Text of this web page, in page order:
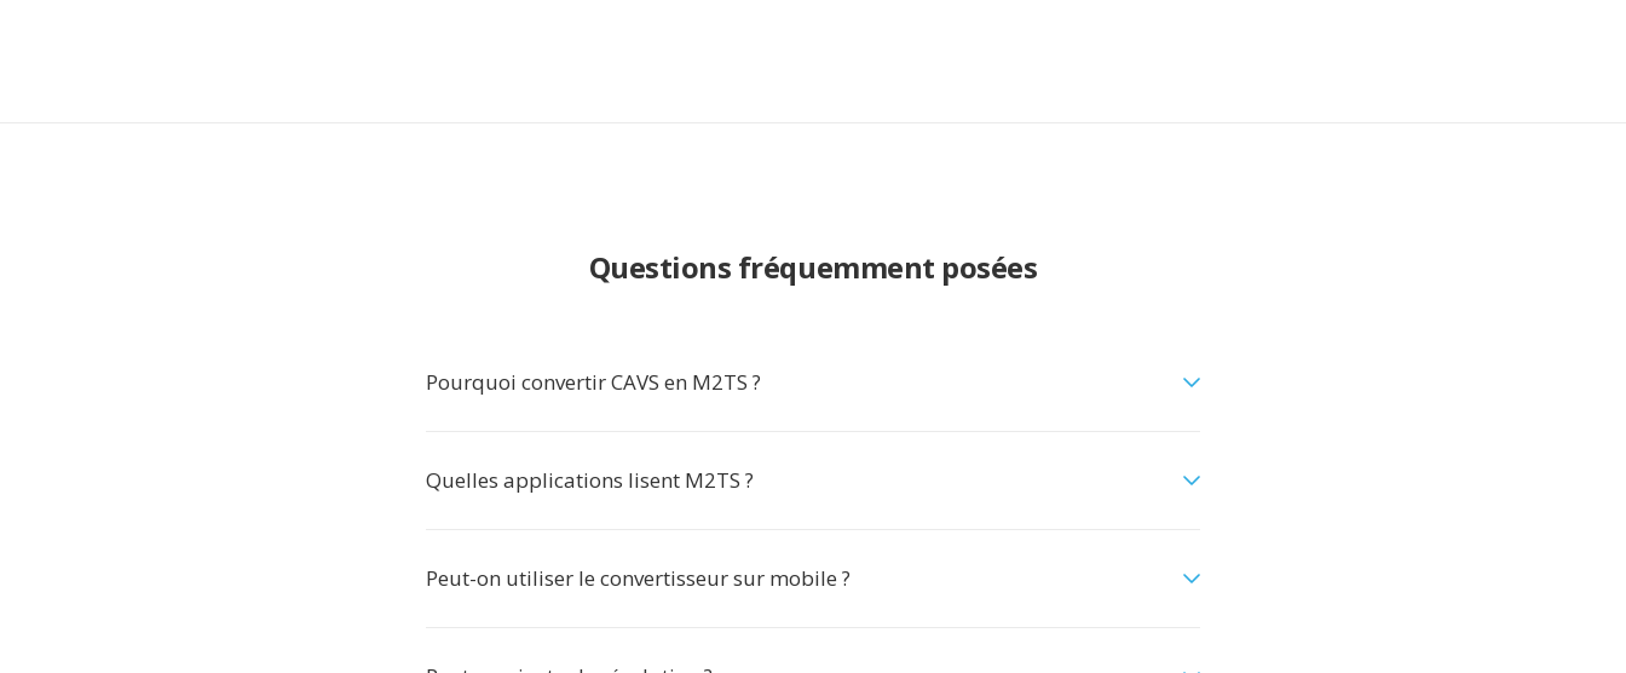
Questions fréquemment posées
Pourquoi convertir CAVS en M2TS ?
Quelles applications lisent M2TS ?
Peut-on utiliser le convertisseur sur mobile ?